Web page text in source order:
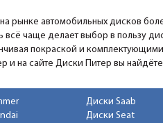
рынке автомобильных дисков
всё чаще делает выбор в пользу
покраской и комплектующими
и на сайте Диски Питер вы
Диски Saab
Диски Seat